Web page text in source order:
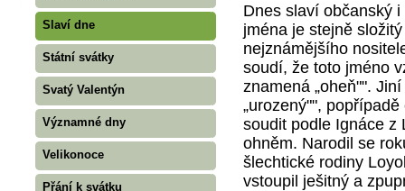
Slaví dne
Státní svátky
Svatý Valentýn
Významné dny
Velikonoce
Přání k svátku
Dnes slaví občanský
jména je stejně
nejznámějšího
soudí, že toto jméno
znamená „oheň"".
„urozený"",
soudit podle Ignáce z
ohněm. Narodil se
šlechtické rodiny
vstoupil ješitný a